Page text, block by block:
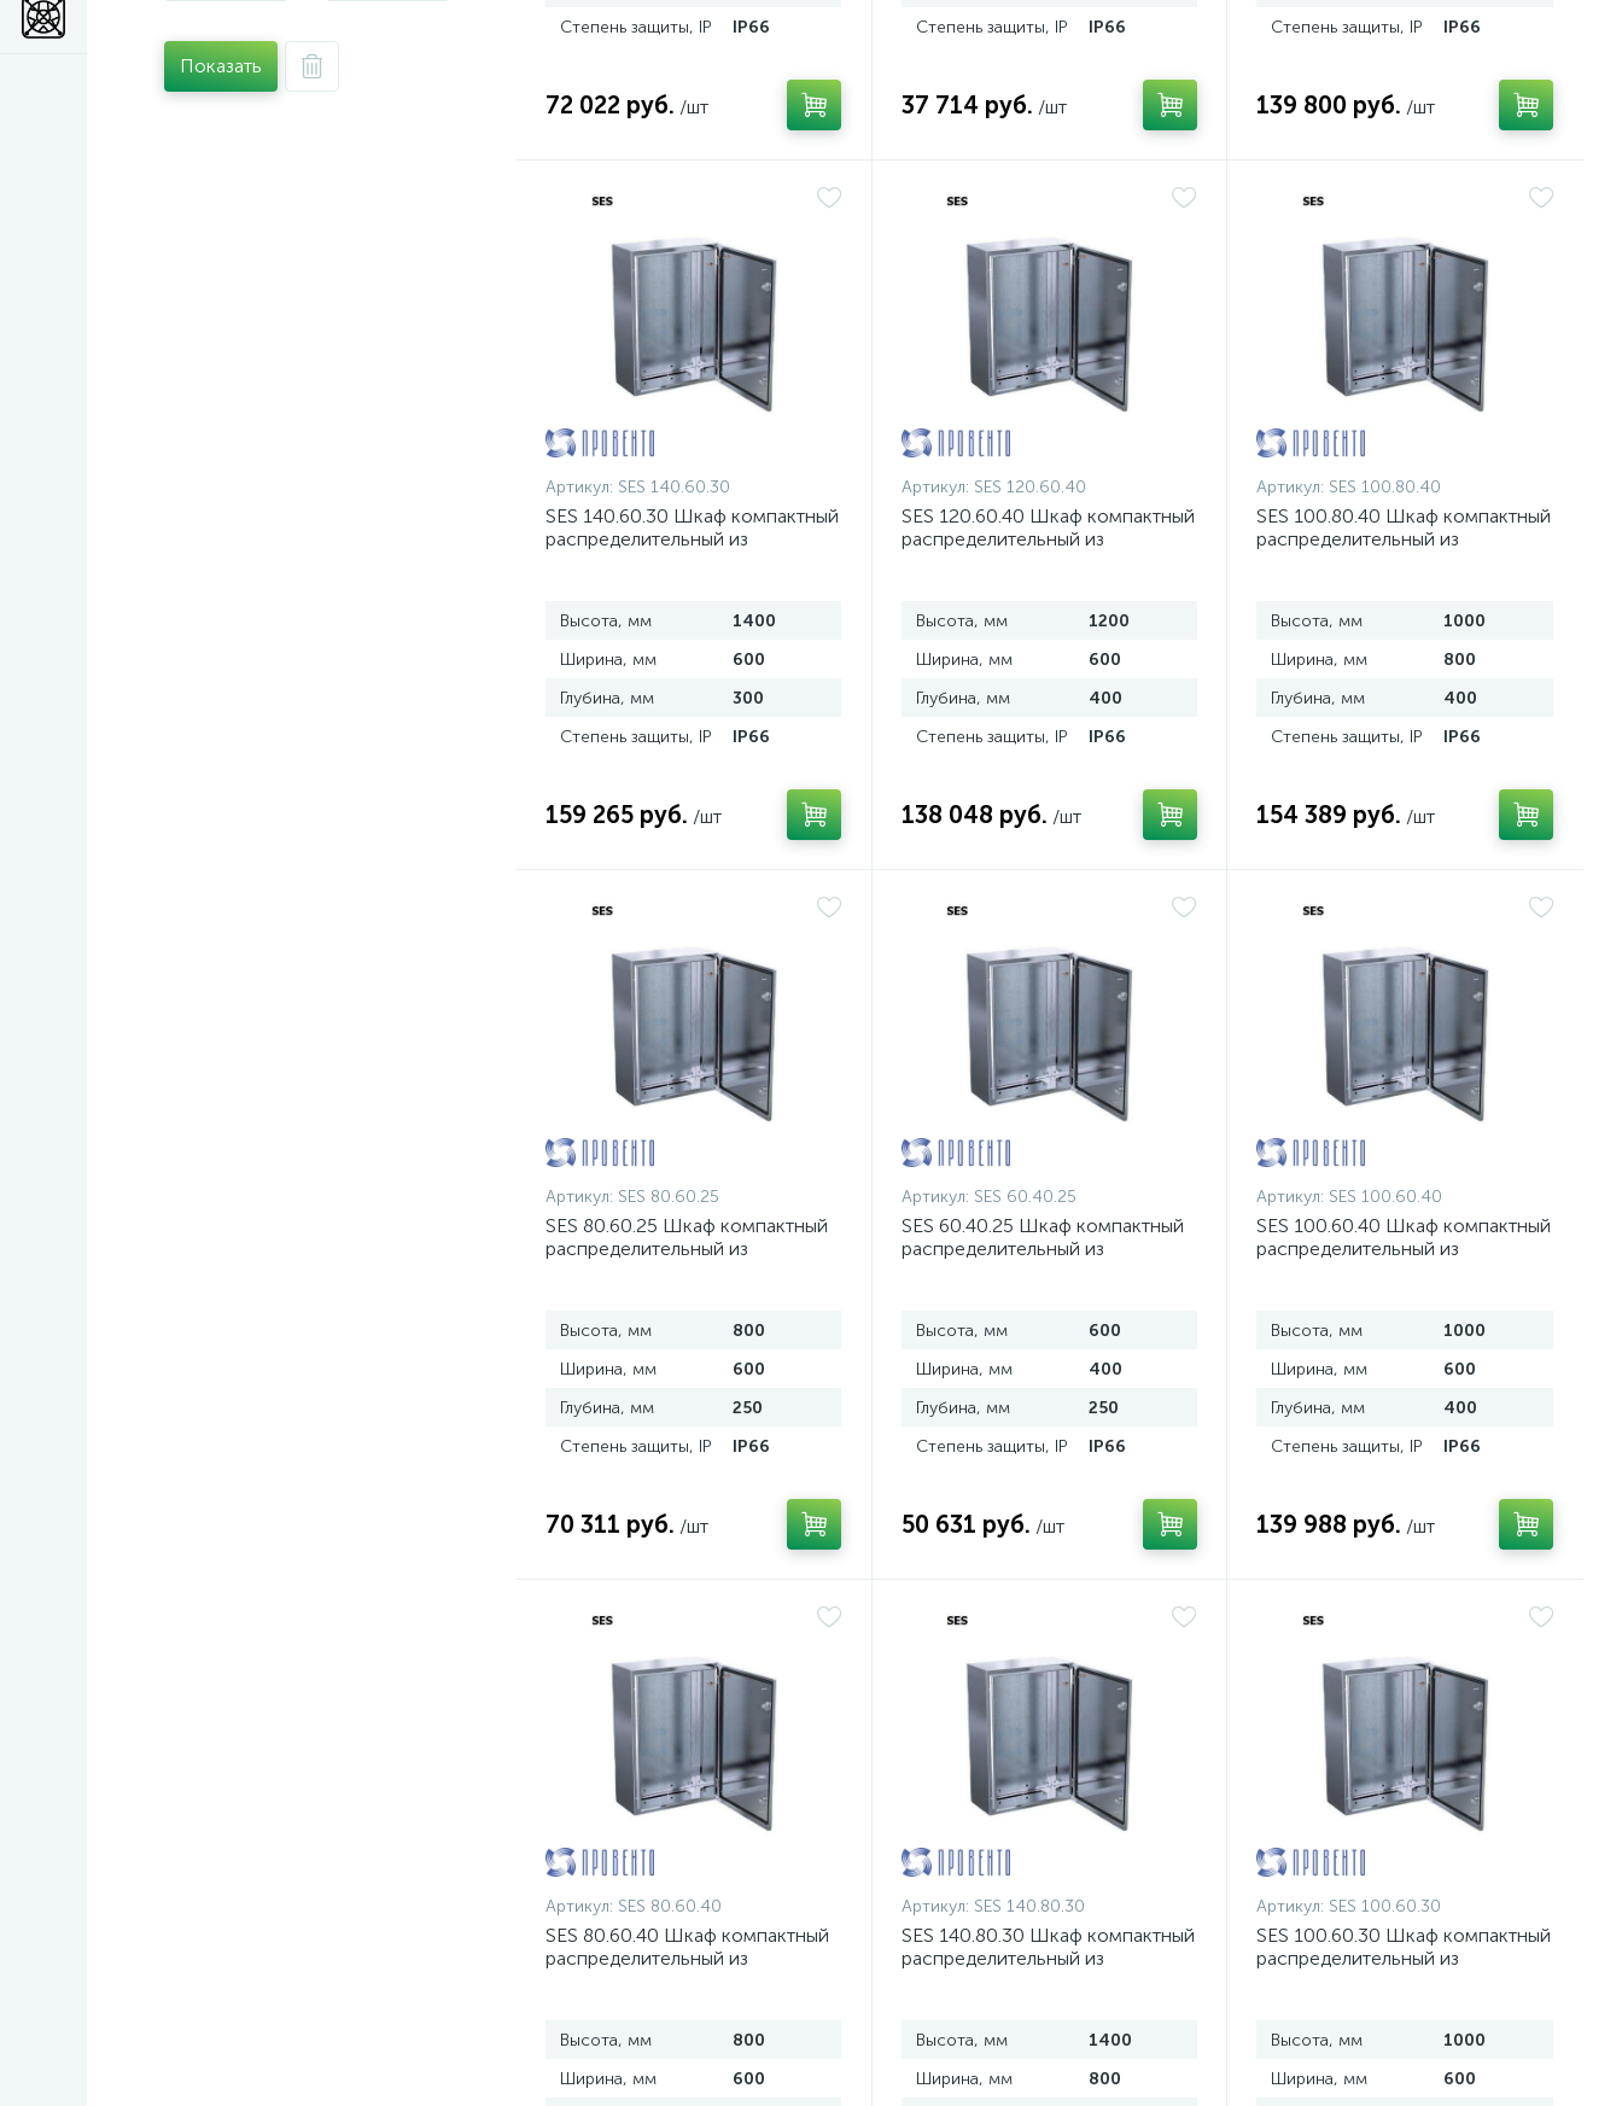
Показать
Степень защиты, IP
IP66
72 022 руб. /шт
Степень защиты, IP
IP66
37 714 руб. /шт
Степень защиты, IP
IP66
139 800 руб. /шт
Артикул: SES 140.60.30
SES 140.60.30 Шкаф компактный
распределительный из
Высота, мм
1400
Ширина, мм
600
Глубина, мм
300
Степень защиты, IP
IP66
159 265 руб. /шт
Артикул: SES 120.60.40
SES 120.60.40 Шкаф компактный
распределительный из
Высота, мм
1200
Ширина, мм
600
Глубина, мм
400
Степень защиты, IP
IP66
138 048 руб. /шт
Артикул: SES 100.80.40
SES 100.80.40 Шкаф компактный
распределительный из
Высота, мм
1000
Ширина, мм
800
Глубина, мм
400
Степень защиты, IP
IP66
154 389 руб. /шт
Артикул: SES 80.60.25
SES 80.60.25 Шкаф компактный
распределительный из
Высота, мм
800
Ширина, мм
600
Глубина, мм
250
Степень защиты, IP
IP66
70 311 руб. /шт
Артикул: SES 60.40.25
SES 60.40.25 Шкаф компактный
распределительный из
Высота, мм
600
Ширина, мм
400
Глубина, мм
250
Степень защиты, IP
IP66
50 631 руб. /шт
Артикул: SES 100.60.40
SES 100.60.40 Шкаф компактный
распределительный из
Высота, мм
1000
Ширина, мм
600
Глубина, мм
400
Степень защиты, IP
IP66
139 988 руб. /шт
Артикул: SES 80.60.40
SES 80.60.40 Шкаф компактный
распределительный из
Высота, мм
800
Ширина, мм
600
Артикул: SES 140.80.30
SES 140.80.30 Шкаф компактный
распределительный из
Высота, мм
1400
Ширина, мм
800
Артикул: SES 100.60.30
SES 100.60.30 Шкаф компактный
распределительный из
Высота, мм
1000
Ширина, мм
600